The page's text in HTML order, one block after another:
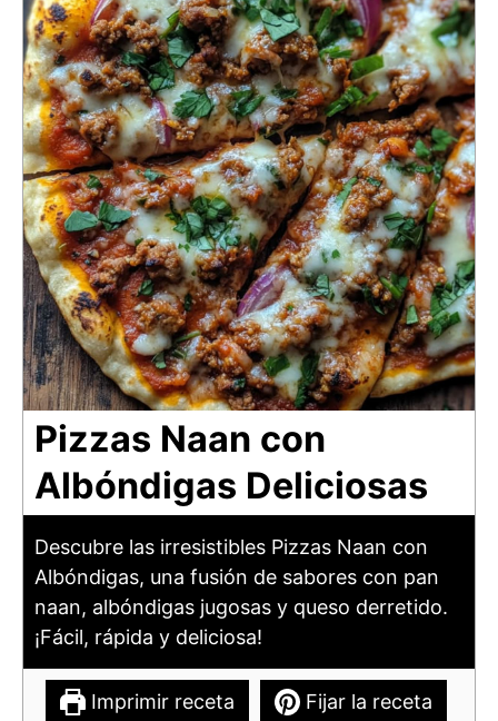
Pizzas Naan con
Albóndigas Deliciosas
Descubre las irresistibles Pizzas Naan con
Albóndigas, una fusión de sabores con pan
naan, albóndigas jugosas y queso derretido.
¡Fácil, rápida y deliciosa!
Imprimir receta Fijar la receta